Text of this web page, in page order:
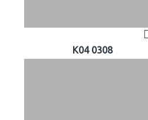
K04 0308